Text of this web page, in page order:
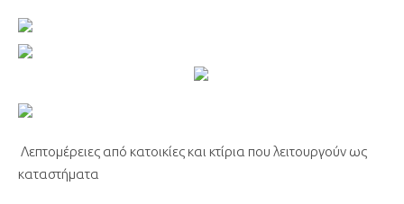
Λεπτομέρειες από κατοικίες και κτίρια που λειτουργούν ως
καταστήματα